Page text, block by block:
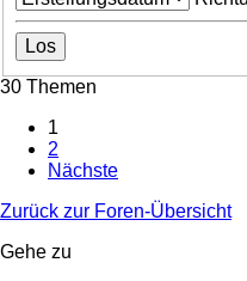
30 Themen
1
2
Nächste
Zurück zur Foren-Übersicht
Gehe zu